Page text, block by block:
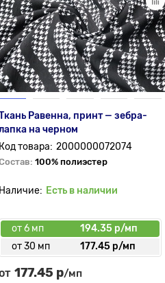
Равенна, принт — зебра-
на черном
2000000072074
100% полиэстер
Есть в наличии
от 6 мп
194.35 р/мп
от 30 мп
177.45 р/мп
177.45 р/мп